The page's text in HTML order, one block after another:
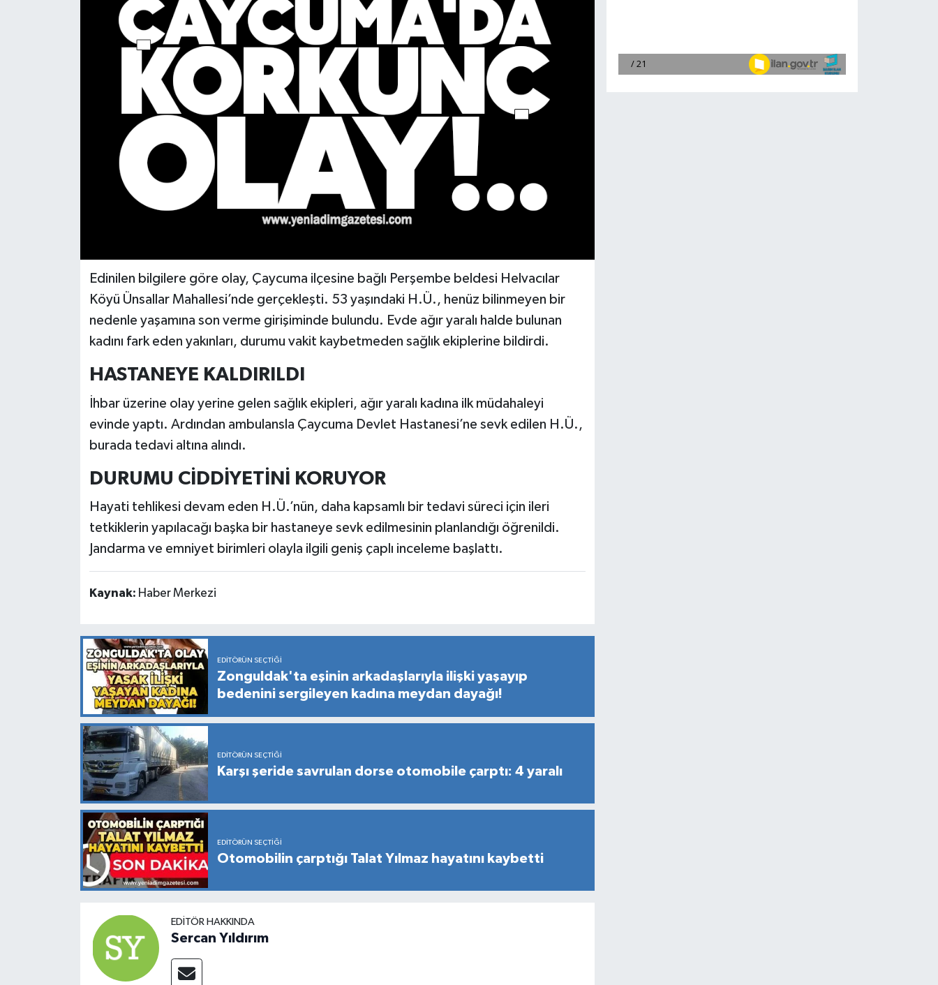
Edinilen bilgilere göre olay, Çaycuma ilçesine bağlı Perşembe beldesi Helvacılar
Köyü Ünsallar Mahallesi’nde gerçekleşti. 53 yaşındaki H.Ü., henüz bilinmeyen bir
nedenle yaşamına son verme girişiminde bulundu. Evde ağır yaralı halde bulunan
kadını fark eden yakınları, durumu vakit kaybetmeden sağlık ekiplerine bildirdi.
HASTANEYE KALDIRILDI
İhbar üzerine olay yerine gelen sağlık ekipleri, ağır yaralı kadına ilk müdahaleyi
evinde yaptı. Ardından ambulansla Çaycuma Devlet Hastanesi’ne sevk edilen H.Ü.,
burada tedavi altına alındı.
DURUMU CİDDİYETİNİ KORUYOR
Hayati tehlikesi devam eden H.Ü.’nün, daha kapsamlı bir tedavi süreci için ileri
tetkiklerin yapılacağı başka bir hastaneye sevk edilmesinin planlandığı öğrenildi.
Jandarma ve emniyet birimleri olayla ilgili geniş çaplı inceleme başlattı.
Kaynak: Haber Merkezi
EDITÖRÜN SEÇTIĞI
Zonguldak'ta eşinin arkadaşlarıyla ilişki yaşayıp
bedenini sergileyen kadına meydan dayağı!
EDITÖRÜN SEÇTIĞI
Karşı şeride savrulan dorse otomobile çarptı: 4 yaralı
EDITÖRÜN SEÇTIĞI
Otomobilin çarptığı Talat Yılmaz hayatını kaybetti
EDITÖR HAKKINDA
Sercan Yıldırım